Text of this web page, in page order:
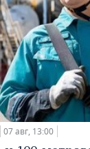
07 авг, 13:00